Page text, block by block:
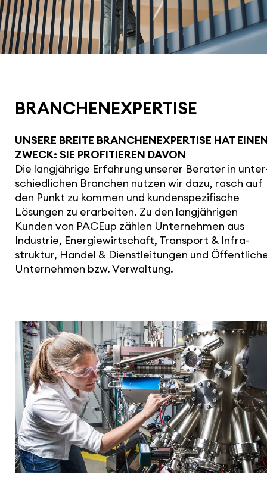
BRAN­CHEN­EX­PER­TISE
UNSERE BREITE BRAN­CHEN­EX­PER­TISE HAT
ZWECK: SIE PROFI­TIEREN DAVON
Die lang­jäh­rige Erfahrung unserer Berater in
schied­li­chen Branchen nutzen wir dazu, rasch auf
den Punkt zu kommen und kunden­spe­zi­fi­sche
Lösungen zu erar­beiten. Zu den lang­jäh­rigen
Kunden von PACEup zählen Unter­nehmen aus
Industrie, Ener­gie­wirt­schaft, Transport & Infra­
struktur, Handel & Dienst­lei­tungen und
Unter­nehmen bzw. Verwal­tung.